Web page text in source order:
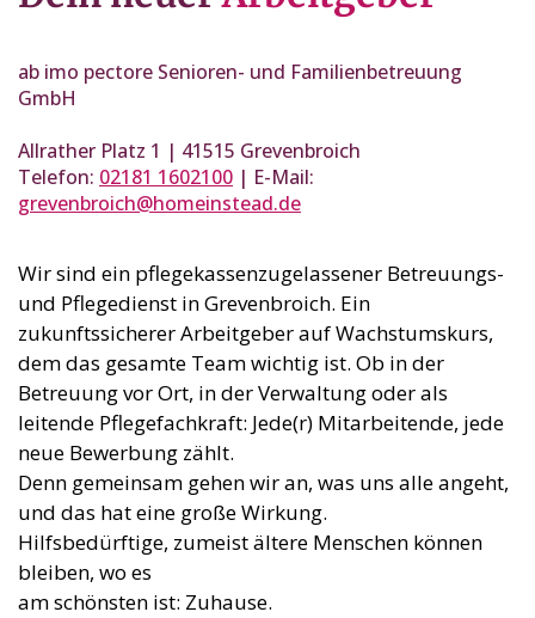
ab imo pectore Senioren- und Familienbetreuung
GmbH
Allrather Platz 1 | 41515 Grevenbroich
Telefon: 02181 1602100 | E-Mail:
grevenbroich@homeinstead.de
Wir sind ein pflegekassenzugelassener Betreuungs-
und Pflegedienst in Grevenbroich. Ein
zukunftssicherer Arbeitgeber auf Wachstumskurs,
dem das gesamte Team wichtig ist. Ob in der
Betreuung vor Ort, in der Verwaltung oder als
leitende Pflegefachkraft: Jede(r) Mitarbeitende, jede
neue Bewerbung zählt.
Denn gemeinsam gehen wir an, was uns alle angeht,
und das hat eine große Wirkung.
Hilfsbedürftige, zumeist ältere Menschen können
bleiben, wo es
am schönsten ist: Zuhause.